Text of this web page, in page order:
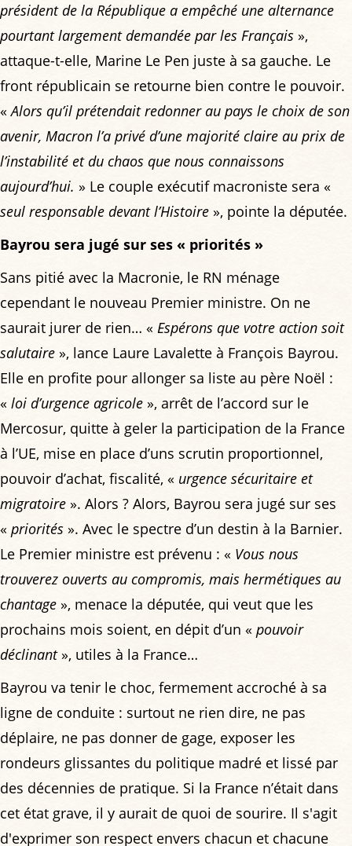
président de la République a empêché une alternance
pourtant largement demandée par les Français »,
attaque-t-elle, Marine Le Pen juste à sa gauche. Le
front républicain se retourne bien contre le pouvoir.
«Alors qu’il prétendait redonner au pays le choix de son
avenir, Macron l’a privé d’une majorité claire au prix de
l’instabilité et du chaos que nous connaissons
aujourd’hui. » Le couple exécutif macroniste sera «
seul responsable devant l’Histoire », pointe la députée.
Bayrou sera jugé sur ses « priorités »
Sans pitié avec la Macronie, le RN ménage
cependant le nouveau Premier ministre. On ne
saurait jurer de rien… « Espérons que votre action soit
salutaire », lance Laure Lavalette à François Bayrou.
Elle en profite pour allonger sa liste au père Noël :
« loi d’urgence agricole », arrêt de l’accord sur le
Mercosur, quitte à geler la participation de la France
à l’UE, mise en place d’uns scrutin proportionnel,
pouvoir d’achat, fiscalité, « urgence sécuritaire et
migratoire ». Alors ? Alors, Bayrou sera jugé sur ses
« priorités ». Avec le spectre d’un destin à la Barnier.
Le Premier ministre est prévenu : « Vous nous
trouverez ouverts au compromis, mais hermétiques au
chantage », menace la députée, qui veut que les
prochains mois soient, en dépit d’un « pouvoir
déclinant», utiles à la France…
Bayrou va tenir le choc, fermement accroché à sa
ligne de conduite : surtout ne rien dire, ne pas
déplaire, ne pas donner de gage, exposer les
rondeurs glissantes du politique madré et lissé par
des décennies de pratique. Si la France n’était dans
cet état grave, il y aurait de quoi de sourire. Il s'agit
d'exprimer son respect envers chacun et chacune